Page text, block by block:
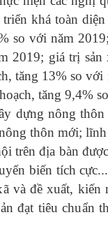
triểnkhá toàn diện
so với năm
2019; giá trị sản
tăng 13% so với
tăng 9,4%
dựng nông thôn
thôn mới;
trên địa bàn
biến tích cực...
và đề xuất, kiến
đạt tiêu chuẩn